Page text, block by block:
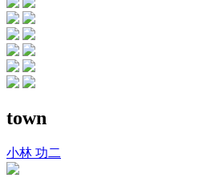
town
小林 功二